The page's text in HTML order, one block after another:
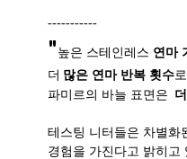
-----------
" 높은 스테인레스 연마
더 많은 연마 반복 횟수로
파미르의 바늘 표면은
테스팅 니터들은 차별화
경험을 가진다고 밝히고